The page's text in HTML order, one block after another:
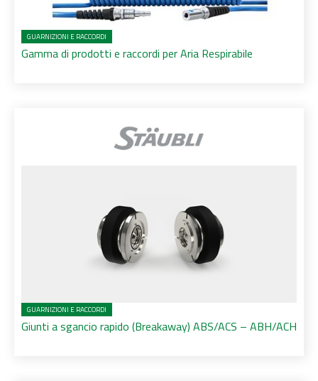
GUARNIZIONI E RACCORDI
Gamma di prodotti e raccordi per Aria Respirabile
GUARNIZIONI E RACCORDI
Giunti a sgancio rapido (Breakaway) ABS/ACS – ABH/ACH